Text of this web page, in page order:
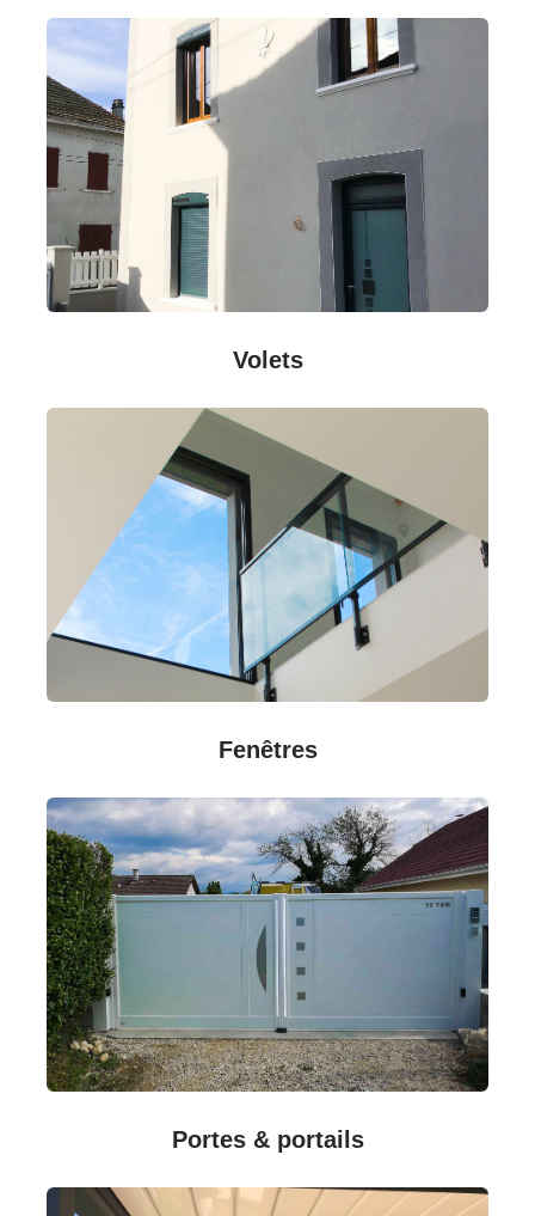
Volets
Fenêtres
Portes & portails